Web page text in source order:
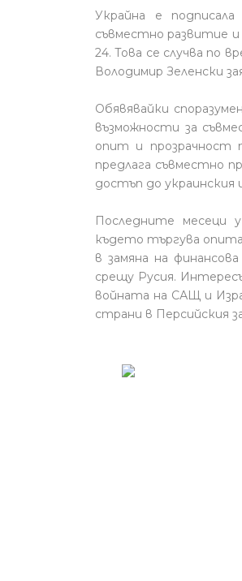
Украйна е
съвместно развитие и
24. Това се случва по
Володимир Зеленски
Обявявайки
възможности за
опит и прозрачност
предлага съвместно
достъп до украинския
Последните месеци
където търгува
в замяна на
срещу Русия.
войната на САЩ и
страни в Персийския